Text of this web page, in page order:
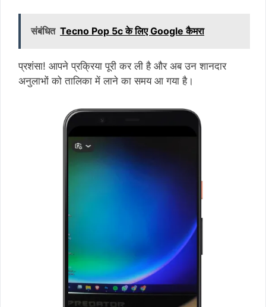
संबंधित Tecno Pop 5c के लिए Google कैमरा
प्रशंसा! आपने प्रक्रिया पूरी कर ली है और अब उन शानदार
अनुलाभों को तालिका में लाने का समय आ गया है।